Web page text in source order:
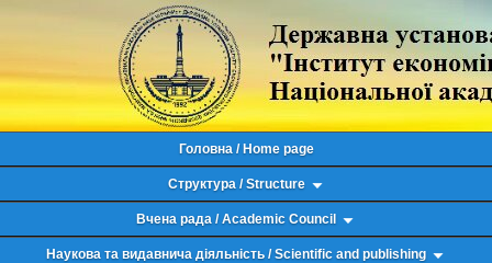
Головна / Home page
Структура / Structure
Вчена рада / Academic Council
Наукова та видавнича діяльність / Scientific and publishing